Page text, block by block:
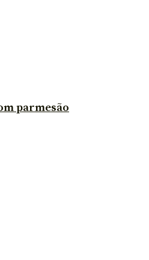
parmesão